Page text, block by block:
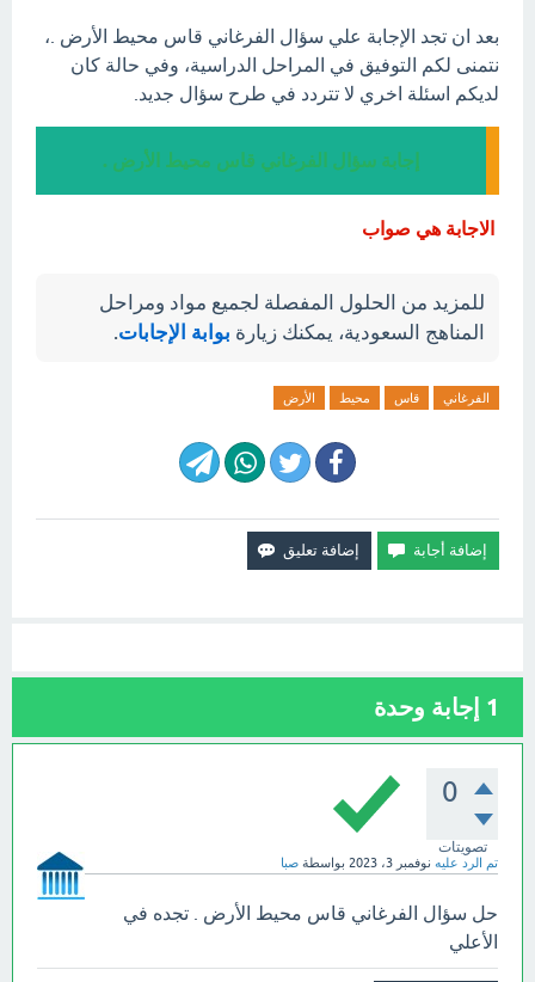
بعد ان تجد الإجابة علي سؤال الفرغاني قاس محيط الأرض .،
نتمنى لكم التوفيق في المراحل الدراسية، وفي حالة كان
لديكم اسئلة اخري لا تتردد في طرح سؤال جديد.
إجابة سؤال الفرغاني قاس محيط الأرض .
الاجابة هي صواب
للمزيد من الحلول المفصلة لجميع مواد ومراحل
المناهج السعودية، يمكنك زيارة بوابة الإجابات.
الفرغاني قاس محيط الأرض
1 إجابة وحدة
0
تصويتات
تم الرد عليه نوفمبر 3، 2023 بواسطة صبا
حل سؤال الفرغاني قاس محيط الأرض . تجده في
الأعلي